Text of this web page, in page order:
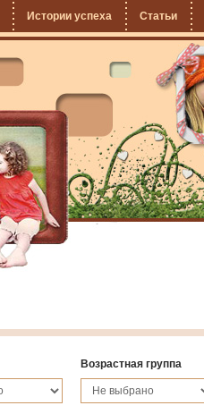
Истории успеха Статьи
Возрастная группа